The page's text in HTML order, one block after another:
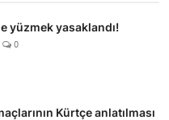
yüzmek yasaklandı!
0
Kürtçe anlatılması